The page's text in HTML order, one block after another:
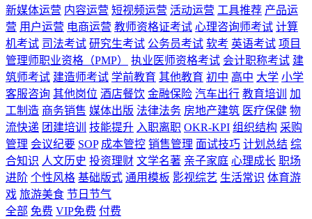
新媒体运营 内容运营 短视频运营 活动运营 工具推荐 产品运
营 用户运营 电商运营 教师资格证考试 心理咨询师考试 计算
机考试 司法考试 研究生考试 公务员考试 软考 英语考试 项目
管理师职业资格（PMP）
执业医师资格考试 会计职称考试 建
筑师考试 建造师考试 学前教育 其他教育 初中 高中 大学 小学
客服咨询 其他岗位 酒店餐饮 金融保险 汽车出行 教育培训
加
工制造 商务销售 媒体出版 法律法务 房地产建筑 医疗保健 物
流快递 团建培训 技能提升 入职离职 OKR-KPI 组织结构 采购
管理 会议纪要 SOP 成本管控 销售管理 面试技巧 计划总结 综
合知识 人文历史 投资理财 文学名著 亲子家庭 心理成长 职场
进阶 个性风格 基础版式 通用模板 影视综艺 生活常识 体育游
戏 旅游美食 节日节气
全部 免费 VIP免费 付费